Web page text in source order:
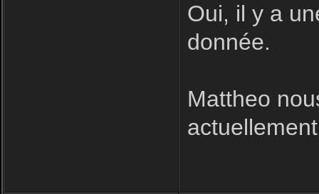
Oui, il y a
donnée.
Mattheo